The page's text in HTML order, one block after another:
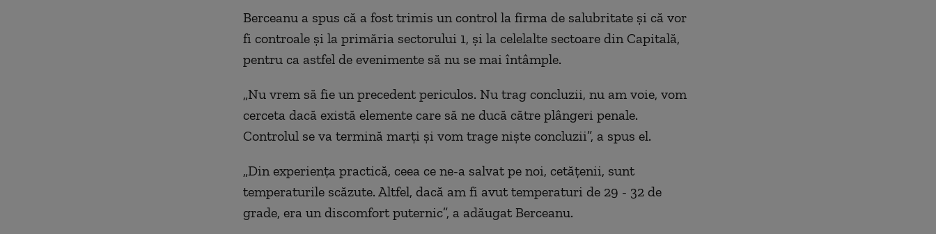
Berceanu a spus că a fost trimis un control la firma de salubritate și că vor
fi controale și la primăria sectorului 1, și la celelalte sectoare din Capitală,
pentru ca astfel de evenimente să nu se mai întâmple.
„Nu vrem să fie un precedentpericulos. Nu trag concluzii, nu am voie, vom
cerceta dacă există elemente care să ne ducă către plângeri penale.
Controlul se va termină marți și vom trage niște concluzii”, a spus el.
„Din experiența practică, ceea ce ne-a salvat pe noi, cetățenii, sunt
temperaturilescăzute. Altfel, dacă am fi avut temperaturi de 29 - 32 de
grade, era un discomfort puternic”, a adăugat Berceanu.